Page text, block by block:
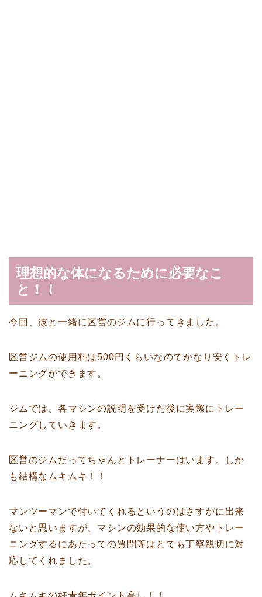
理想的な体になるために必要なこ
と！！
今回、彼と一緒に区営のジムに行ってきました。
区営ジムの使用料は500円くらいなのでかなり安くトレ
ーニングができます。
ジムでは、各マシンの説明を受けた後に実際にトレー
ニングしていきます。
区営のジムだってちゃんとトレーナーはいます。しか
も結構なムキムキ！！
マンツーマンで付いてくれるというのはさすがに出来
ないと思いますが、マシンの効果的な使い方やトレー
ニングするにあたっての質問等はとても丁寧親切に対
応してくれました。